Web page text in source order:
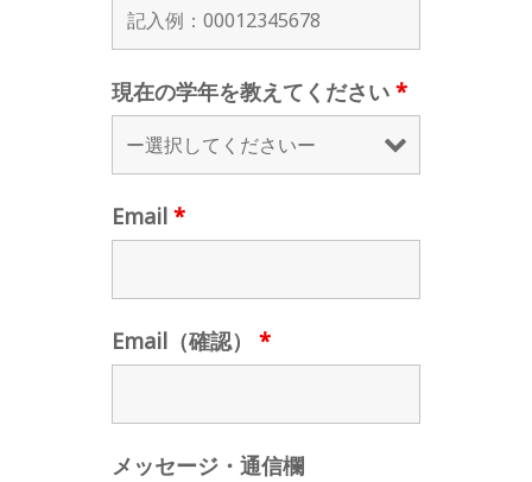
現在の学年を教えてください *
Email *
Email（確認） *
メッセージ・通信欄